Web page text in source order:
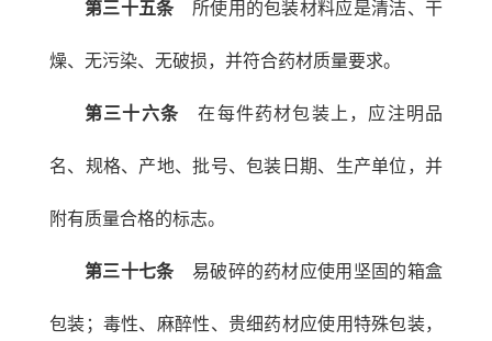
第三十五条所使用的包装材料应是清洁、干
燥、无污染、无破损，并符合药材质量要求。
第三十六条 在每件药材包装上，应注明品
名、规格、产地、批号、包装日期、生产单位，并
附有质量合格的标志。
第三十七条易破碎的药材应使用坚固的箱盒
包装；毒性、麻醉性、贵细药材应使用特殊包装，